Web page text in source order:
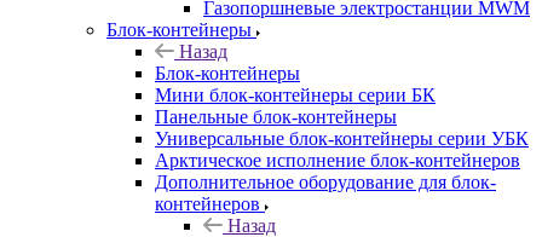
Газопоршневые электростанции MWM
Блок-контейнеры
Назад
Блок-контейнеры
Мини блок-контейнеры серии БК
Панельные блок-контейнеры
Универсальные блок-контейнеры серии УБК
Арктическое исполнение блок-контейнеров
Дополнительное оборудование для блок-
контейнеров
Назад